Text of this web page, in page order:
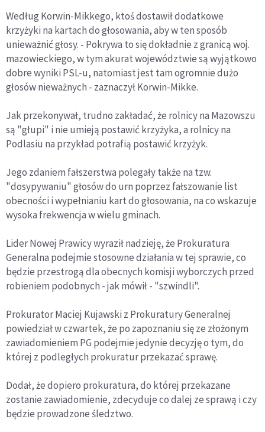
Według Korwin-Mikkego, ktoś dostawił dodatkowe
krzyżyki na kartach do głosowania, aby w ten sposób
unieważnić głosy. - Pokrywa to się dokładnie z granicą woj.
mazowieckiego, w tym akurat województwie są wyjątkowo
dobre wyniki PSL-u, natomiast jest tam ogromnie dużo
głosów nieważnych - zaznaczył Korwin-Mikke.
Jak przekonywał, trudno zakładać, że rolnicy na Mazowszu
są "głupi" i nie umieją postawić krzyżyka, a rolnicy na
Podlasiu na przykład potrafią postawić krzyżyk.
Jego zdaniem fałszerstwa polegały także na tzw.
"dosypywaniu" głosów do urn poprzez fałszowanie list
obecności i wypełnianiu kart do głosowania, na co wskazuje
wysoka frekwencja w wielu gminach.
Lider Nowej Prawicy wyraził nadzieję, że Prokuratura
Generalna podejmie stosowne działania w tej sprawie, co
będzie przestrogą dla obecnych komisji wyborczych przed
robieniem podobnych - jak mówił - "szwindli".
Prokurator Maciej Kujawski z Prokuratury Generalnej
powiedział w czwartek, że po zapoznaniu się ze złożonym
zawiadomieniem PG podejmie jedynie decyzję o tym, do
której z podległych prokuratur przekazać sprawę.
Dodał, że dopiero prokuratura, do której przekazane
zostanie zawiadomienie, zdecyduje co dalej ze sprawą i czy
będzie prowadzone śledztwo.